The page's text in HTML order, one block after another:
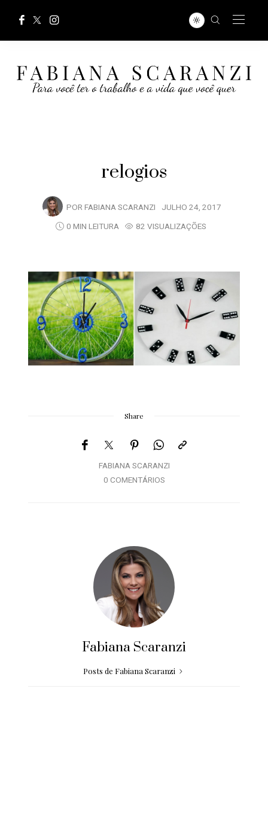
relogios
POR FABIANA SCARANZI JULHO 24, 2017
0 MIN LEITURA
82 VISUALIZAÇÕES
Share
FABIANA SCARANZI
0 COMENTÁRIOS
Fabiana Scaranzi
Posts de Fabiana Scaranzi